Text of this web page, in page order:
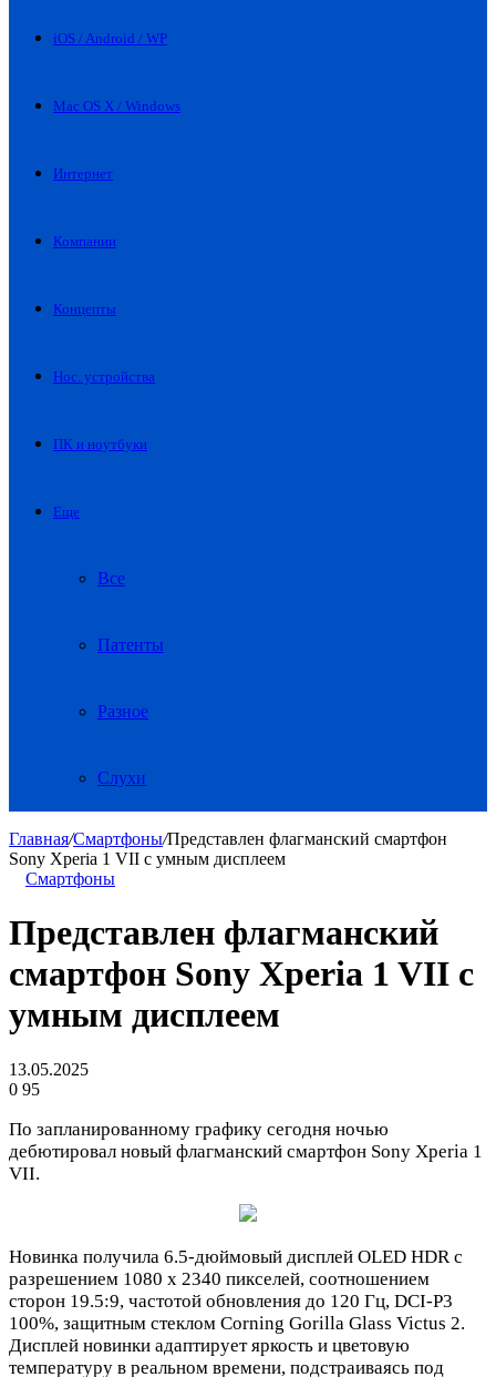
iOS / Android / WP
Mac OS X / Windows
Интернет
Компании
Концепты
Нос. устройства
ПК и ноутбуки
Еще
Все
Патенты
Разное
Слухи
Главная/Смартфоны/Представлен флагманский смартфон
Sony Xperia 1 VII с умным дисплеем
Смартфоны
Представлен флагманский
смартфон Sony Xperia 1 VII с
умным дисплеем
13.05.2025
0 95
По запланированному графику сегодня ночью
дебютировал новый флагманский смартфон Sony Xperia 1
VII.
Новинка получила 6.5-дюймовый дисплей OLED HDR с
разрешением 1080 x 2340 пикселей, соотношением
сторон 19.5:9, частотой обновления до 120 Гц, DCI-P3
100%, защитным стеклом Corning Gorilla Glass Victus 2.
Дисплей новинки адаптирует яркость и цветовую
температуру в реальном времени, подстраиваясь под